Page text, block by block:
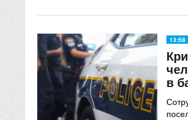
13:58
в